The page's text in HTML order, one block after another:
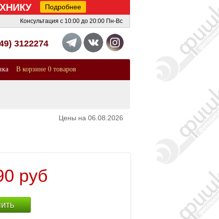
Подробнее
Консультация с 10:00 до 20:00 Пн-Вс
3122274
В корзине 0 товаров
Цены на 06.08.2026
руб